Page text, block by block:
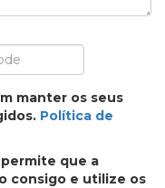
manter os seus
Política de
que a
consigo e utilize os